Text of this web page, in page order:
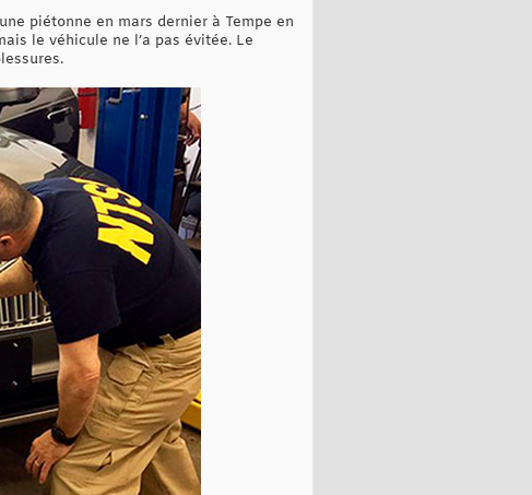
piétonne en mars dernier à Tempe en
le véhicule ne l’a pas évitée. Le